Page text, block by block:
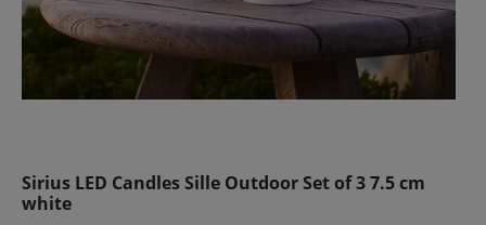
Sirius LED Candles Sille Outdoor Set of 3 7.5 cm
white